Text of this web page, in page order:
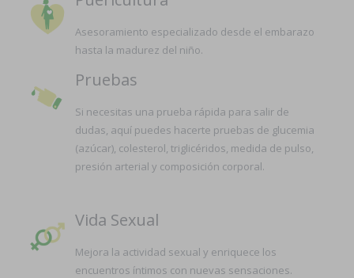
Asesoramiento especializado desde el embarazo
hasta la madurez del niño.
Pruebas
Si necesitas una prueba rápida para salir de
dudas, aquí puedes hacerte pruebas de glucemia
(azúcar), colesterol, triglicéridos, medida de pulso,
presión arterial y composición corporal.
Vida Sexual
Mejora la actividad sexual y enriquece los
encuentros íntimos con nuevas sensaciones.